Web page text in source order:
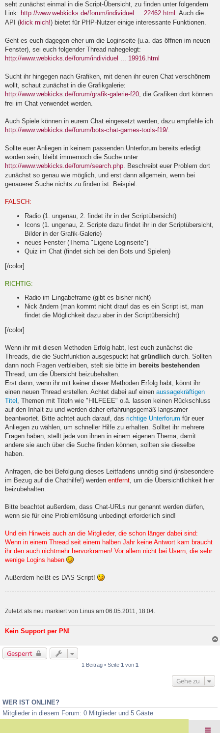
seht zunächst einmal in die Script-Übersicht, zu finden unter folgendem
Link: http://www.webkicks.de/forum/individuel ... 22462.html . Auch die
API (klick mich!) bietet für PHP-Nutzer einige interessante Funktionen.
Geht es euch dagegen eher um die Loginseite (u.a. das öffnen im neuen
Fenster), sei euch folgender Thread nahegelegt:
http://www.webkicks.de/forum/individuel ... 19916.html
Sucht ihr hingegen nach Grafiken, mit denen ihr euren Chat verschönern
wollt, schaut zunächst in die Grafikgalerie:
http://www.webkicks.de/forum/grafik-galerie-f20, die Grafiken dort können
frei im Chat verwendet werden.
Auch Spiele können in eurem Chat eingesetzt werden, dazu empfehle ich
http://www.webkicks.de/forum/bots-chat-games-tools-f19/.
Sollte euer Anliegen in keinem passenden Unterforum bereits erledigt
worden sein, bleibt immernoch die Suche unter
http://www.webkicks.de/forum/search.php. Beschreibt euer Problem dort
zunächst so genau wie möglich, und erst dann allgemein, wenn bei
genauerer Suche nichts zu finden ist. Beispiel:
FALSCH:
Radio (1. ungenau, 2. findet ihr in der Scriptübersicht)
Icons (1. ungenau, 2. Scripte dazu findet ihr in der Scriptübersicht,
Bilder in der Grafik-Galerie)
neues Fenster (Thema "Eigene Loginseite")
Quiz im Chat (findet sich bei den Bots und Spielen)
[/color]
RICHTIG:
Radio im Eingabeframe (gibt es bisher nicht)
Nick ändern (man kommt nicht drauf das es ein Script ist, man
findet die Möglichkeit dazu aber in der Scriptübersicht)
[/color]
Wenn ihr mit diesen Methoden Erfolg habt, lest euch zunächst die
Threads, die die Suchfunktion ausgespuckt hat gründlich durch. Sollten
dann noch Fragen verbleiben, stelt sie bitte im bereits bestehenden
Thread, um die Übersicht beizubehalten.
Erst dann, wenn ihr mit keiner dieser Methoden Erfolg habt, könnt ihr
einen neuen Thread erstellen. Achtet dabei auf einen aussagekräftigen
Titel
, Themen mit Titeln wie "HILFEEE" o.ä. lassen keinen Rückschluss
auf den Inhalt zu und werden daher erfahrungsgemäß langsamer
beantwortet. Bitte achtet auch darauf, das richtige Unterforum für euer
Anliegen zu wählen, um schneller Hilfe zu erhalten. Solltet ihr mehrere
Fragen haben, stellt jede von ihnen in einem eigenen Thema, damit
andere sie auch über die Suche finden können, sollten sie dieselbe
haben.
Anfragen, die bei Befolgung dieses Leitfadens unnötig sind (insbesondere
im Bezug auf die Chathilfe!) werden entfernt , um die Übersichtlichkeit hier
beizubehalten.
Bitte beachtet außerdem, dass Chat-URLs nur genannt werden dürfen,
wenn sie für eine Problemlösung unbedingt erforderlich sind!
Und ein Hinweis auch an die Mitglieder, die schon länger dabei sind:
Wenn in einem Thread seit einem halben Jahr keine Antwort kam braucht
ihr den auch nichtmehr hervorkramen! Vor allem nicht bei Usern, die sehr
wenige Logins haben
Außerdem heißt es DAS Script!
Zuletzt als neu markiert von Linus am 06.05.2011, 18:04.
Kein Support per PN!
Gesperrt
1 Beitrag • Seite 1 von 1
Gehe zu
WER IST ONLINE?
Mitglieder in diesem Forum: 0 Mitglieder und 5 Gäste